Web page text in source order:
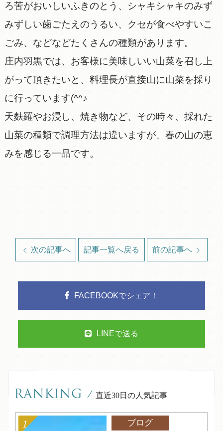
ろ苦がおいしいふきのとう、シャキシャキのみず
みずしい歯ごたえのうるい、クセが食べやすいこ
ごみ、などなどたくさんの種類があります。
庄内羽黒では、お客様に美味しいい山菜を召し上
がって頂きたいと、料理長が直接山に山菜を採り
に行っています(^^♪
天麩羅やお浸し、焼き物など、その時々、採れた
山菜の種類で調理方法は違いますが、春の山の恵
みを感じる一品です。
次の記事へ 記事一覧へ戻る 前の記事へ
FACEBOOKでシェア！
LINEで送る
RANKING / 直近30日の人気記事
ブログ